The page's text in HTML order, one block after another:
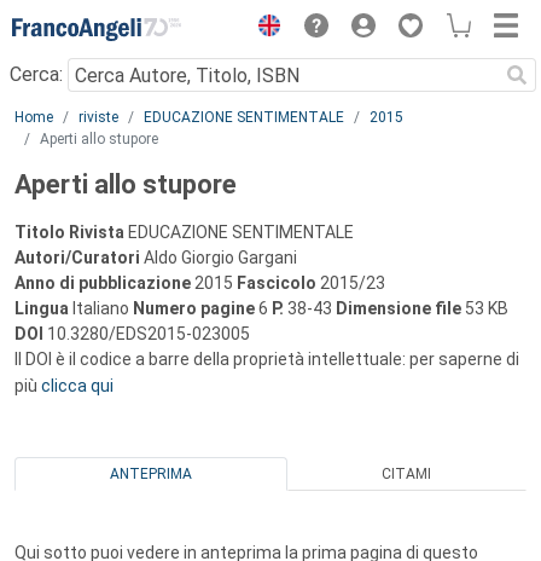
Menu
Cerca:
Main content
Home riviste EDUCAZIONE SENTIMENTALE
2015
Aperti allo stupore
Aperti allo stupore
Titolo Rivista EDUCAZIONE SENTIMENTALE
Autori/Curatori Aldo Giorgio Gargani
Anno di pubblicazione 2015 Fascicolo 2015/23
Lingua Italiano Numero pagine6 P. 38-43 Dimensione file 53 KB
DOI 10.3280/EDS2015-023005
Il DOI è il codice a barre della proprietà intellettuale: per saperne di
più clicca qui
ANTEPRIMA CITAMI
Qui sotto puoi vedere in anteprima la prima pagina di questo